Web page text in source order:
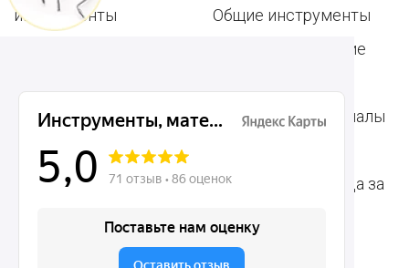
инструменты
Ортодонтические
инструменты
Терапевтические
инструменты
Ортопедические
Общие инструменты
Стоматологические
Расходные материалы
Средства для ухода за
Зубным техникам